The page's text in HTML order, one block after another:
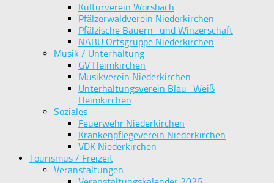
Kulturverein Wörsbach
Pfälzerwaldverein Niederkirchen
Pfälzische Bauern- und Winzerschaft
NABU Ortsgruppe Niederkirchen
Musik / Unterhaltung
GV Heimkirchen
Musikverein Niederkirchen
Unterhaltungsverein Blau- Weiß
Heimkirchen
Soziales
Feuerwehr Niederkirchen
Krankenpflegeverein Niederkirchen
VDK Niederkirchen
Tourismus / Freizeit
Veranstaltungen